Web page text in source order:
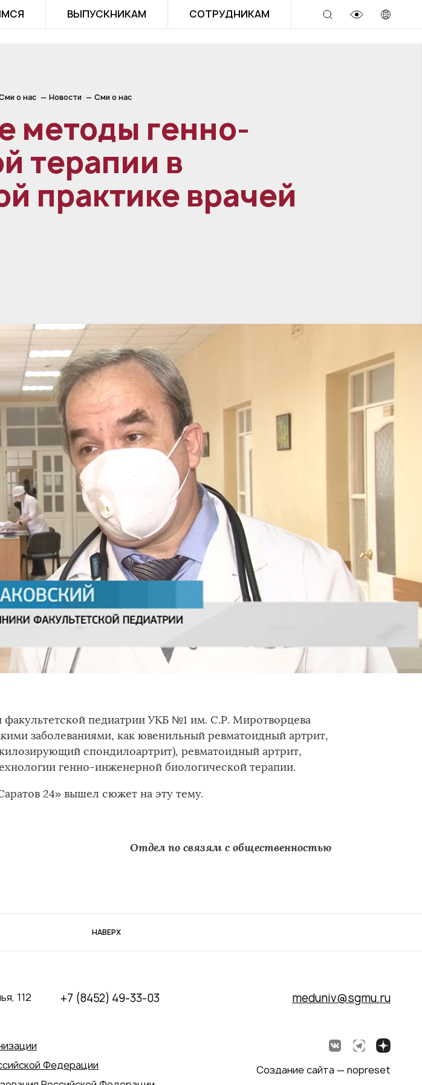
ВЫПУСКНИКАМ СОТРУДНИКАМ
о нас Новости Сми о нас
методы генно-
терапии в
практике врачей
педиатрии УКБ №1 им. С.Р. Миротворцева
заболеваниями, как ювенильный ревматоидный артрит,
спондилоартрит), ревматоидный артрит,
генно-инженерной биологической терапии.
24» вышел сюжет на эту тему.
Отдел по связям с общественностью
НАВЕРХ
112
+7 (8452) 49-33-03 meduniv@sgmu.ru
Федерации
Создание сайта — nopreset